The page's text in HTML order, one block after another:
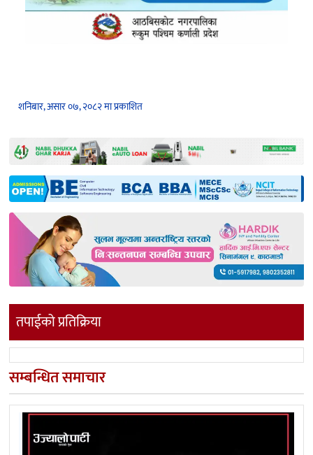
शनिबार, असार ०७, २०८२ मा प्रकाशित
तपाईको प्रतिक्रिया
सम्बन्धित समाचार